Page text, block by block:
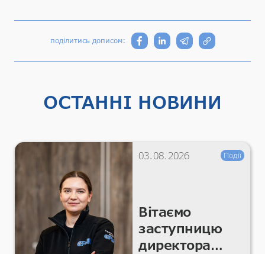
поділитись дописом:
ОСТАННІ НОВИНИ
03.08.2026 Події
Вітаємо
заступницю
директора